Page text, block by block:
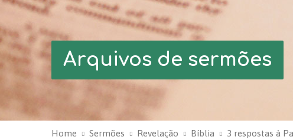
Arquivos de sermões
Home Sermões Revelação Bíblia 3 respostas à